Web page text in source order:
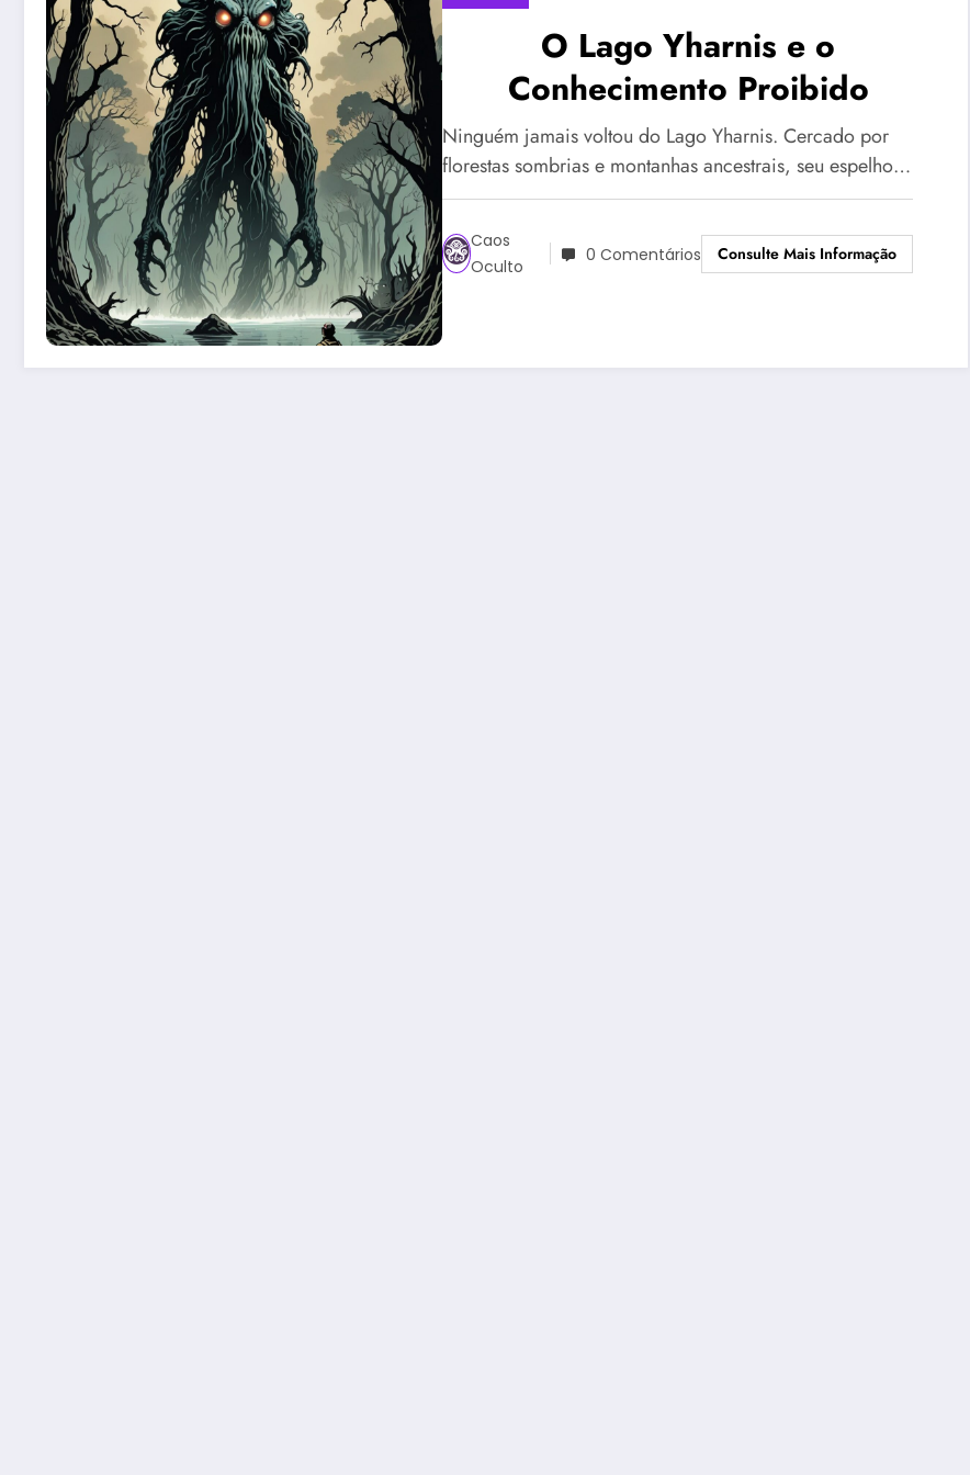
O Lago Yharnis e o
Conhecimento Proibido
Ninguém jamais voltou do Lago Yharnis. Cercado por
florestas sombrias e montanhas ancestrais, seu espelho…
Caos
Oculto
0 Comentários Consulte Mais Informação